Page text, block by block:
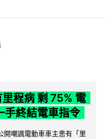
程病 剩 75% 電
手終結電車指令
開嘲諷電動車車主患有「里